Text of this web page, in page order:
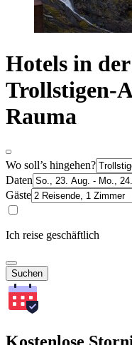
Hotels in
Trollstigen-
Rauma
Wo soll’s hingehen?
Daten
Gäste
Ich reise geschäftlich
Suchen
Kostenlose